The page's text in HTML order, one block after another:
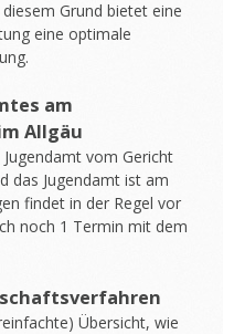
Grund bietet eine
eine optimale
am
Allgäu
vom Gericht
das Jugendamt ist am
findet in der Regel vor
noch 1 Termin mit dem
Übersicht, wie